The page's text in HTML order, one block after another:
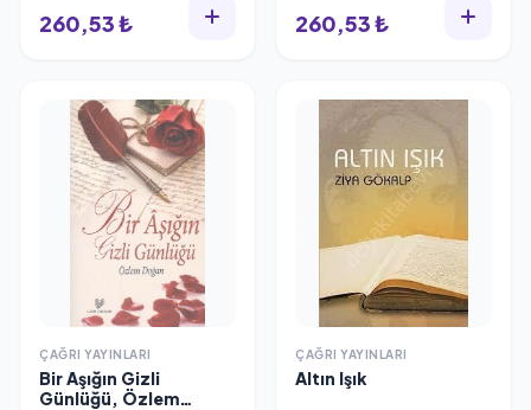
260,53 ₺ 260,53 ₺
ÇAĞRI YAYINLARI
Bir Aşığın Gizli
Günlüğü, Özlem
ÇAĞRI YAYINLARI
Altın Işık